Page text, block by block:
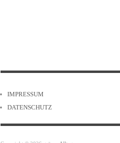
IMPRESSUM
DATENSCHUTZ